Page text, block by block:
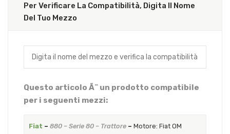
Per Verificare La Compatibilità, Digita Il Nome
Del Tuo Mezzo
Questo articolo Ã¨ un prodotto compatibile
per i seguenti mezzi:
Fiat – 880 – Serie 80 – Trattore– Motore: Fiat OM